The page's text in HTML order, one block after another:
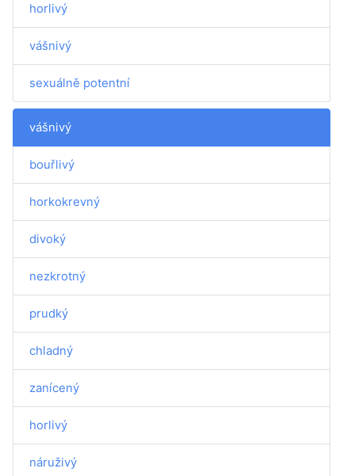
horlivý
vášnivý
sexuálně potentní
vášnivý
bouřlivý
horkokrevný
divoký
nezkrotný
prudký
chladný
zanícený
horlivý
náruživý